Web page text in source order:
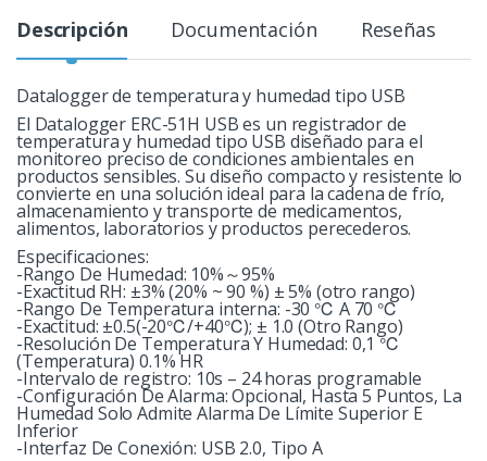
Descripción Documentación Reseñas
Datalogger de temperatura y humedad tipo USB
El Datalogger ERC-51H USB es un registrador de
temperatura y humedad tipo USB diseñado para el
monitoreo preciso de condiciones ambientales en
productos sensibles. Su diseño compacto y resistente lo
convierte en una solución ideal para la cadena de frío,
almacenamiento y transporte de medicamentos,
alimentos, laboratorios y productos perecederos.
Especificaciones:
-Rango De Humedad: 10%～95%
-Exactitud RH: ±3% (20% ~ 90 %) ± 5% (otro rango)
-Rango De Temperatura interna: -30 ℃ A 70 ℃
-Exactitud: ±0.5(-20℃/+40℃); ± 1.0 (Otro Rango)
-Resolución De Temperatura Y Humedad: 0,1 ℃
(Temperatura) 0.1% HR
-Intervalo de registro: 10s – 24 horas programable
-Configuración De Alarma: Opcional, Hasta 5 Puntos, La
Humedad Solo Admite Alarma De Límite Superior E
Inferior
-Interfaz De Conexión: USB 2.0, Tipo A